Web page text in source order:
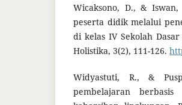
Wicaksono, D., &
peserta didik melalui
di kelas IV Sekolah
Holistika, 3(2), 111-126.
Widyastuti, R., &
pembelajaran